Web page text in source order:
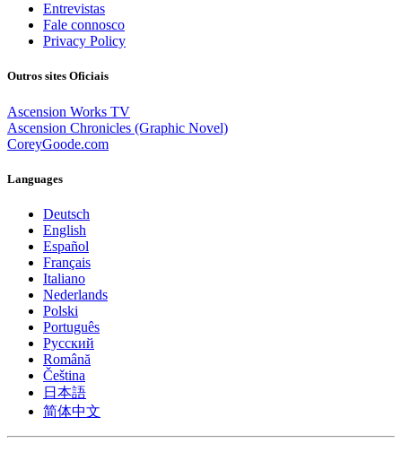
Entrevistas
Fale connosco
Privacy Policy
Outros sites Oficiais
Ascension Works TV
Ascension Chronicles (Graphic Novel)
CoreyGoode.com
Languages
Deutsch
English
Español
Français
Italiano
Nederlands
Polski
Português
Pусский
Română
Čeština
日本語
简体中文